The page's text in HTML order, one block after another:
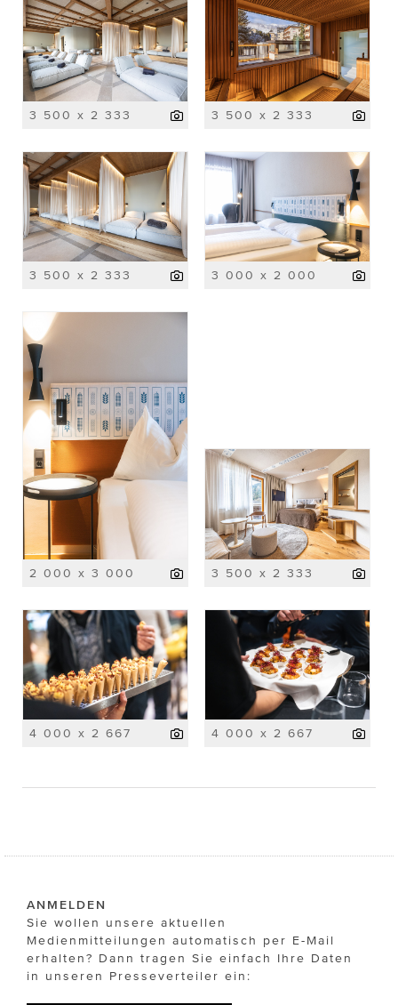
3 500 x 2 333 3 500 x 2 333
3 500 x 2 333 3 000 x 2 000
2 000 x 3 000 3 500 x 2 333
4 000 x 2 667 4 000 x 2 667
ANMELDEN
Sie wollen unsere aktuellen
Medienmitteilungen automatisch per E-Mail
erhalten? Dann tragen Sie einfach Ihre Daten
in unseren Presseverteiler ein: